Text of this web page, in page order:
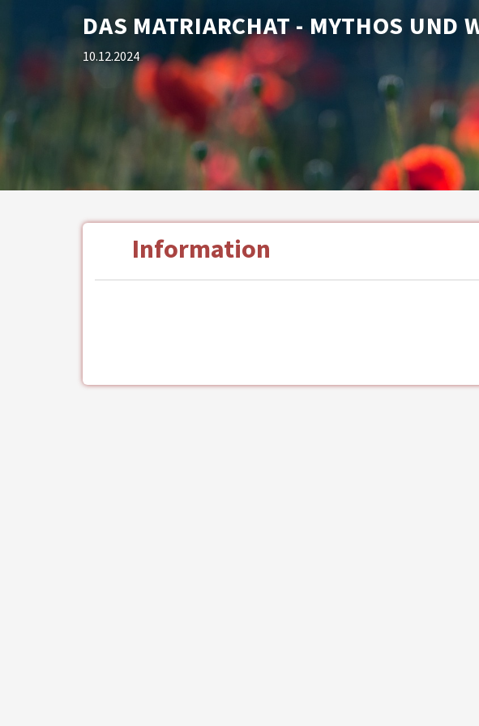
DAS MATRIARCHAT - MYTHOS UND
10.12.2024
Information